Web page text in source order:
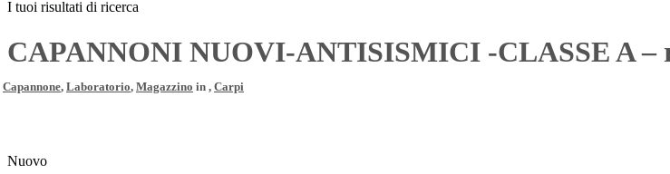
I tuoi risultati di ricerca
CAPANNONI NUOVI-ANTISISMICI -CLASSE A –
Capannone, Laboratorio, Magazzino in , Carpi
Nuovo